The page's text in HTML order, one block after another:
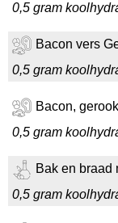
0,5 gram
Bacon vers
0,5 gram
Bacon,
0,5 gram
Bak en braad
0,5 gram